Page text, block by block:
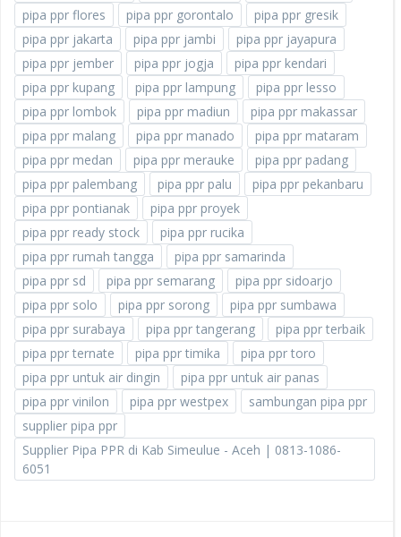
pipa ppr flores
pipa ppr gorontalo
pipa ppr gresik
pipa ppr jakarta
pipa ppr jambi
pipa ppr jayapura
pipa ppr jember
pipa ppr jogja
pipa ppr kendari
pipa ppr kupang
pipa ppr lampung
pipa ppr lesso
pipa ppr lombok
pipa ppr madiun
pipa ppr makassar
pipa ppr malang
pipa ppr manado
pipa ppr mataram
pipa ppr medan
pipa ppr merauke
pipa ppr padang
pipa ppr palembang
pipa ppr palu
pipa ppr pekanbaru
pipa ppr pontianak
pipa ppr proyek
pipa ppr ready stock
pipa ppr rucika
pipa ppr rumah tangga
pipa ppr samarinda
pipa ppr sd
pipa ppr semarang
pipa ppr sidoarjo
pipa ppr solo
pipa ppr sorong
pipa ppr sumbawa
pipa ppr surabaya
pipa ppr tangerang
pipa ppr terbaik
pipa ppr ternate
pipa ppr timika
pipa ppr toro
pipa ppr untuk air dingin
pipa ppr untuk air panas
pipa ppr vinilon
pipa ppr westpex
sambungan pipa ppr
supplier pipa ppr
Supplier Pipa PPR di Kab Simeulue - Aceh | 0813-1086-
6051